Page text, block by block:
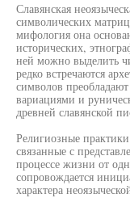
Славянская
символических
мифология она
исторических,
ней можно выделить
редко встречаются
символов
вариациями и
древней славянской
Религиозные
связанные с
процессе жизни от
сопровождается
характера